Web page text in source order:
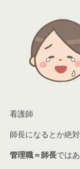
看護師
師長になるとか絶
管理職＝師長では